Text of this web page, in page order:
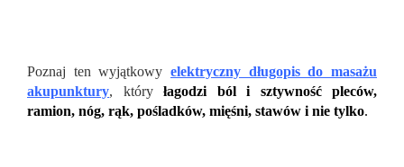
Poznaj ten wyjątkowy elektryczny długopis do masażu
akupunktury, który łagodzi ból i sztywność pleców,
ramion, nóg, rąk, pośladków, mięśni, stawów i nie tylko.